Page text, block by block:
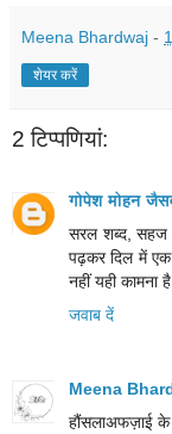
Meena Bhardwaj -
शेयर करें
2 टिप्‍पणियां:
गोपेश मोहन
सरल शब्द, सहज
पढ़कर दिल में
नहीं यही कामना
जवाब दें
Meena
हौंसलाअफज़ाई के